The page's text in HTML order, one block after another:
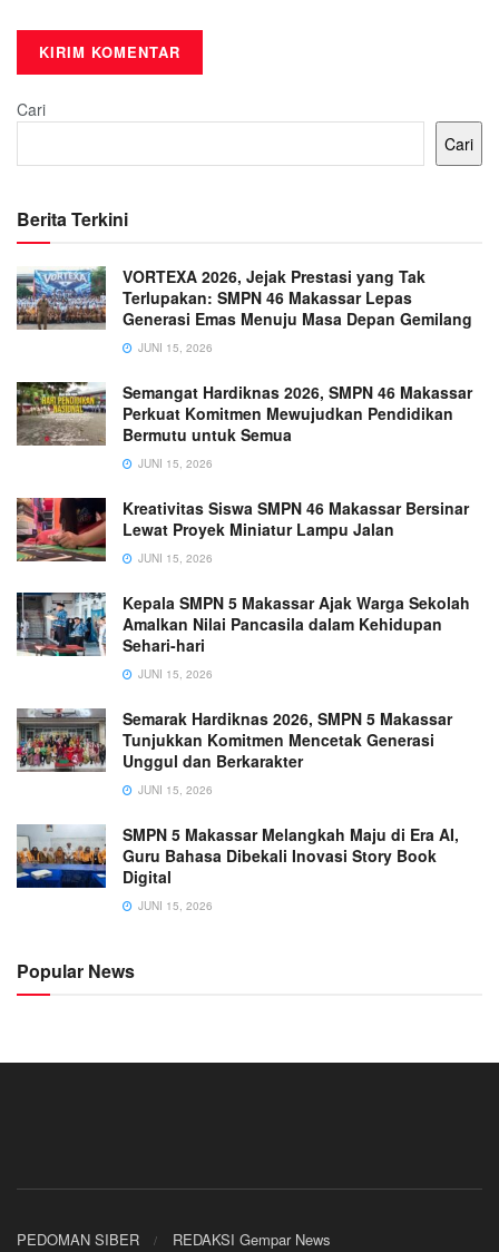
Cari
Cari
Berita Terkini
VORTEXA 2026, Jejak Prestasi yang Tak
Terlupakan: SMPN 46 Makassar Lepas
Generasi Emas Menuju Masa Depan Gemilang
JUNI 15, 2026
Semangat Hardiknas 2026, SMPN 46 Makassar
Perkuat Komitmen Mewujudkan Pendidikan
Bermutu untuk Semua
JUNI 15, 2026
Kreativitas Siswa SMPN 46 Makassar Bersinar
Lewat Proyek Miniatur Lampu Jalan
JUNI 15, 2026
Kepala SMPN 5 Makassar Ajak Warga Sekolah
Amalkan Nilai Pancasila dalam Kehidupan
Sehari-hari
JUNI 15, 2026
Semarak Hardiknas 2026, SMPN 5 Makassar
Tunjukkan Komitmen Mencetak Generasi
Unggul dan Berkarakter
JUNI 15, 2026
SMPN 5 Makassar Melangkah Maju di Era AI,
Guru Bahasa Dibekali Inovasi Story Book
Digital
JUNI 15, 2026
Popular News
PEDOMAN SIBER REDAKSI Gempar News